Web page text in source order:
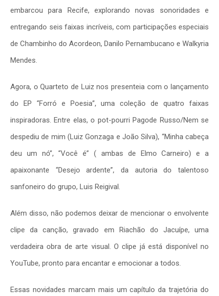
embarcou para Recife, explorando novas sonoridades e
entregando seis faixas incríveis, com participações especiais
de Chambinho do Acordeon, Danilo Pernambucano e Walkyria
Mendes.
Agora, o Quarteto de Luiz nos presenteia com o lançamento
do EP “Forró e Poesia”, uma coleção de quatro faixas
inspiradoras. Entre elas, o pot-pourri Pagode Russo/Nem se
despediu de mim (Luiz Gonzaga e João Silva), “Minha cabeça
deu um nó”, “Você é” ( ambas de Elmo Carneiro) e a
apaixonante “Desejo ardente”, da autoria do talentoso
sanfoneiro do grupo, Luis Reigival.
Além disso, não podemos deixar de mencionar o envolvente
clipe da canção, gravado em Riachão do Jacuípe, uma
verdadeira obra de arte visual. O clipe já está disponível no
YouTube, pronto para encantar e emocionar a todos.
Essas novidades marcam mais um capítulo da trajetória do